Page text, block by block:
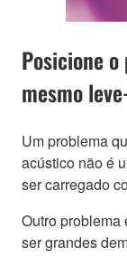
Posicione
mesmo
Um problema
acústico não é
ser carregado
Outro problema
ser grandes